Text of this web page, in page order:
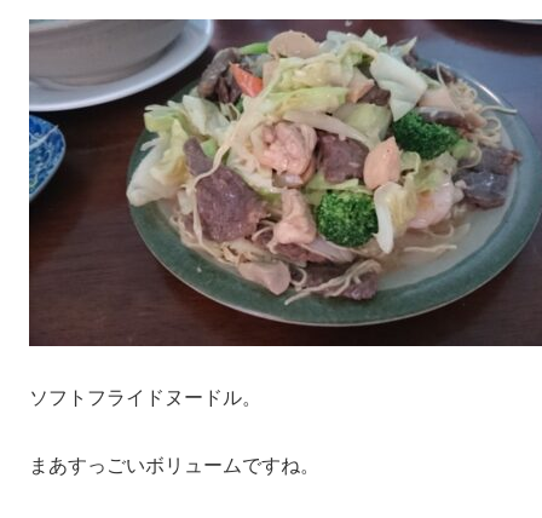
ソフトフライドヌードル。
まあすっごいボリュームですね。